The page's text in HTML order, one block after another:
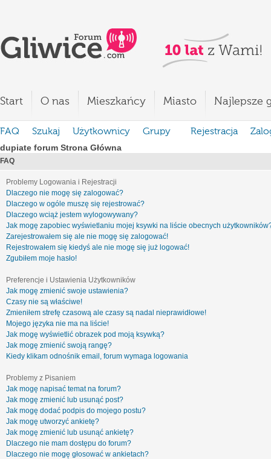
Start O nas Mieszkańcy Miasto Najlepsze
FAQ Szukaj Użytkownicy Grupy Rejestracja
dupiate forum Strona Główna
FAQ
Problemy Logowania i Rejestracji
Dlaczego nie mogę się zalogować?
Dlaczego w ogóle muszę się rejestrować?
Dlaczego wciąż jestem wylogowywany?
Jak mogę zapobiec wyświetlaniu mojej ksywki na liście obecnych
Zarejestrowałem się ale nie mogę się zalogować!
Rejestrowałem się kiedyś ale nie mogę się już logować!
Zgubiłem moje hasło!
Preferencje i Ustawienia Użytkowników
Jak mogę zmienić swoje ustawienia?
Czasy nie są właściwe!
Zmieniłem strefę czasową ale czasy są nadal nieprawidłowe!
Mojego języka nie ma na liście!
Jak mogę wyświetlić obrazek pod moją ksywką?
Jak mogę zmienić swoją rangę?
Kiedy klikam odnośnik email, forum wymaga logowania
Problemy z Pisaniem
Jak mogę napisać temat na forum?
Jak mogę zmienić lub usunąć post?
Jak mogę dodać podpis do mojego postu?
Jak mogę utworzyć ankietę?
Jak mogę zmienić lub usunąć ankietę?
Dlaczego nie mam dostępu do forum?
Dlaczego nie mogę głosować w ankietach?